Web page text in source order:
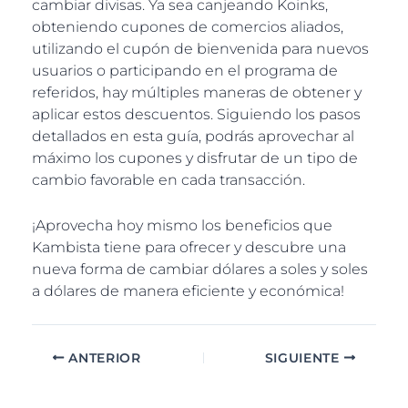
cambiar divisas. Ya sea canjeando Koinks,
obteniendo cupones de comercios aliados,
utilizando el cupón de bienvenida para nuevos
usuarios o participando en el programa de
referidos, hay múltiples maneras de obtener y
aplicar estos descuentos. Siguiendo los pasos
detallados en esta guía, podrás aprovechar al
máximo los cupones y disfrutar de un tipo de
cambio favorable en cada transacción.
¡Aprovecha hoy mismo los beneficios que
Kambista tiene para ofrecer y descubre una
nueva forma de cambiar dólares a soles y soles
a dólares de manera eficiente y económica!
ANTERIOR SIGUIENTE